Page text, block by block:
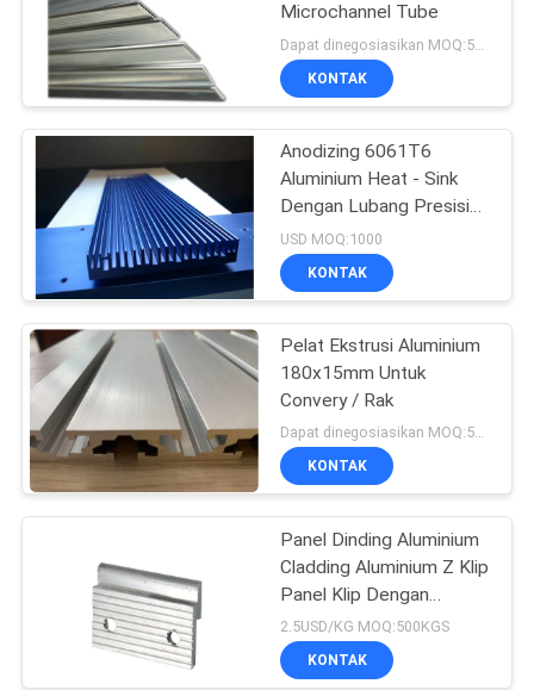
Microchannel Tube
KONTAK
Anodizing 6061T6
Aluminium Heat - Sink
Dengan Lubang Presisi
CNC
USD MOQ:1000
KONTAK
Pelat Ekstrusi Aluminium
180x15mm Untuk
Convery / Rak
Dapat dinegosiasikan MOQ:500KGS
KONTAK
Panel Dinding Aluminium
Cladding Aluminium Z Klip
Panel Klip Dengan
Lubang Pengeboran
2.5USD/KG MOQ:500KGS
KONTAK